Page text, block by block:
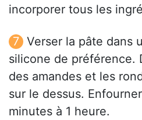
incorporer tous les
Verser la pâte dans
silicone de préférence.
des amandes et les
sur le dessus.
minutes à 1 heure.